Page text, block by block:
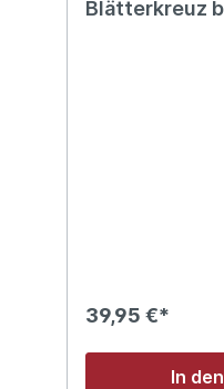
Blätterkreuz
39,95 €*
In